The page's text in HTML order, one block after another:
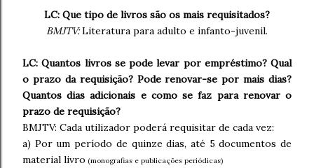
LC: Que tipo de livros são os mais requisitados?
BMJTV:Literatura para adulto e infanto-juvenil.
LC: Quantos livros se pode levar por empréstimo? Qual
o prazo da requisição? Pode renovar-se por mais dias?
Quantos dias adicionais e como se faz para renovar o
prazo de requisição?
BMJTV: Cada utilizador poderá requisitar de cada vez:
a) Por um período de quinze dias, até 5 documentos de
material livro (monografias e publicações periódicas)